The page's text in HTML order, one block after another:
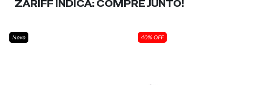
ZARIFF INDICA: COMPRE JUNTO!
Novo 40% OFF